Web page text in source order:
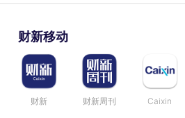
财新移动
财新 财新周刊 Caixin